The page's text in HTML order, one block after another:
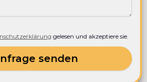
gelesen und akzeptiere sie.
senden